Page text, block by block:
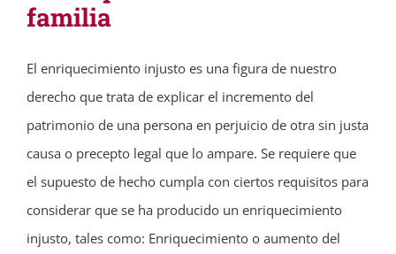
familia
El enriquecimiento injusto es una figura de nuestro
derecho que trata de explicar el incremento del
patrimonio de una persona en perjuicio de otra sin justa
causa o precepto legal que lo ampare. Se requiere que
el supuesto de hecho cumpla con ciertos requisitos para
considerar que se ha producido un enriquecimiento
injusto, tales como: Enriquecimiento o aumento del